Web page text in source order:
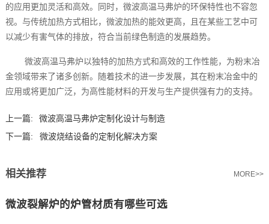
的应用更加灵活和高效。同时，微波高温马弗炉的环保特性也不容忽
视。与传统加热方式相比，微波加热的能效更高，且在某些工艺中可
以减少有害气体的排放，符合当前绿色制造的发展趋势。
微波高温马弗炉以独特的加热方式和高效的工作性能，为粉末冶
金领域带来了诸多创新。随着技术的进一步发展，其在粉末冶金中的
应用或将更加广泛，为高性能材料的开发与生产提供强有力的支持。
上一篇:
微波高温马弗炉定制化设计与制造
下一篇:
微波烧结设备的定制化解决方案
相关推荐 MORE>>
微波裂解炉的炉管材质有哪些可选